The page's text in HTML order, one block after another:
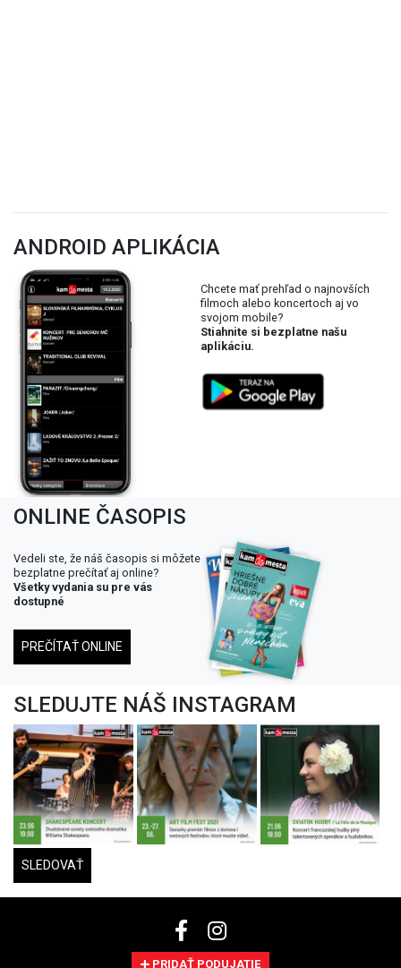
ANDROID APLIKÁCIA
Chcete mať prehľad o najnovších
filmoch alebo koncertoch aj vo
svojom mobile?
Stiahnite si bezplatne našu
aplikáciu.
ONLINE ČASOPIS
Vedeli ste, že náš časopis si môžete
bezplatne prečítať aj online?
Všetky vydania su pre vás
dostupné
PREČÍTAŤ ONLINE
SLEDUJTE NÁŠ INSTAGRAM
SLEDOVAŤ
PRIDAŤ PODUJATIE